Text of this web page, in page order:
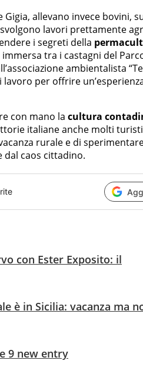
Gigia, allevano invece bovini,
lavori prettamente
i segreti della
tra i castagni del
ambientalista
per offrire
con mano la cultura
italiane anche molti turisti
rurale e di
dal caos cittadino.
con Ester Exposito: il
è in Sicilia: vacanza ma
9 new entry